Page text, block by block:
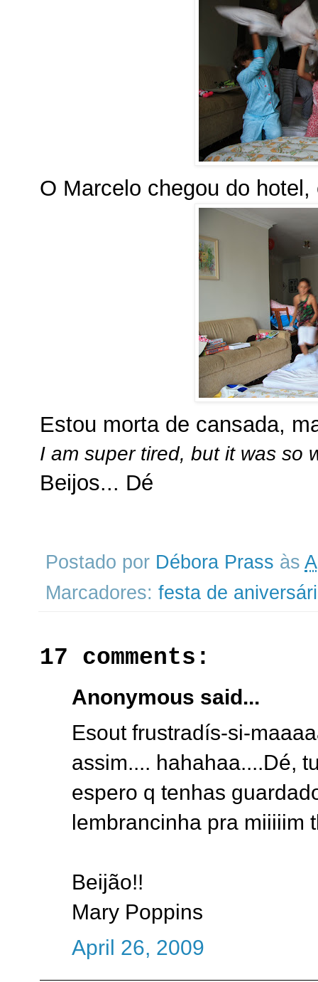
O Marcelo chegou do
Estou morta de cansada,
I am super tired, but it was so
Beijos... Dé
Postado por Débora Prass às
Marcadores: festa de
17 comments:
Anonymous said...
Esout frustradís-si-
assim.... hahahaa....Dé,
espero q tenhas
lembrancinha pra miiiiim
Beijão!!
Mary Poppins
April 26, 2009